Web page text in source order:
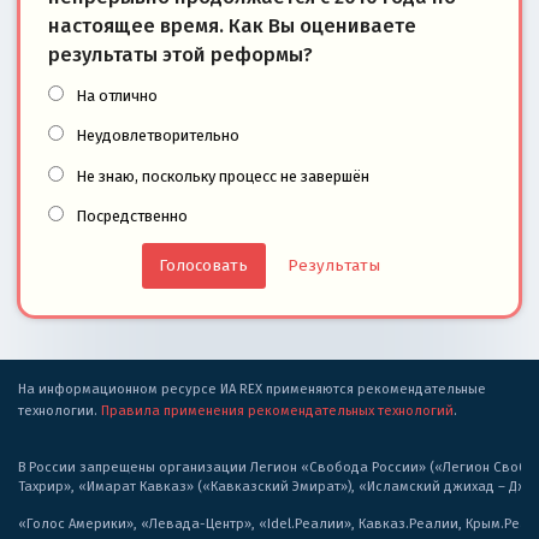
настоящее время. Как Вы оцениваете
результаты этой реформы?
На отлично
Неудовлетворительно
Не знаю, поскольку процесс не завершён
Посредственно
Результаты
На информационном ресурсе ИА REX применяются рекомендательные
технологии. Правила применения рекомендательных технологий.
В России запрещены организации Легион «Свобода России» («Легион
Тахрир», «Имарат Кавказ» («Кавказский Эмират»), «Исламский джихад –
«Голос Америки», «Левада-Центр», «Idel.Реалии», Кавказ.Реалии,